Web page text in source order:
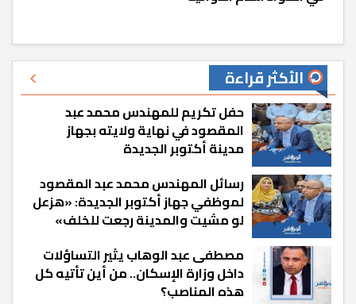
الأكثر قراءة
حفل تكريم للمهندس محمد عبد
المقصود في نهاية ولايته بجهاز
مدينة أكتوبر الجديدة
رسائل المهندس محمد عبد المقصود
لموظفي جهاز أكتوبر الجديدة: «هزعل
لو مشيت والمدينة رجعت للخلف»
مصطفى عبد الوهاب يثير التساؤلات
داخل وزارة الإسكان.. من أين تأتيه كل
هذه المناصب؟